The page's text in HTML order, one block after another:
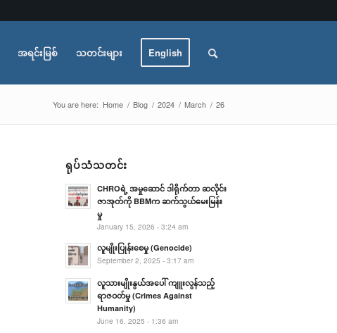
အရင်းမြစ် သတင်းများ English
You are here: Home / Blog / 2024 / March / 26
ရုပ်သံသတင်း
CHROရဲ့ အမှုဆောင် ဒါရိုက်တာ ဆလိုင်း
ဇာအုတ်ကို BBMက ဆက်သွယ်မေးမြန်း
မှု
January 15, 2026 - 3:24 am
လူမျိုးပြုန်းစေမှု (Genocide)
September 2, 2025 - 3:17 am
လူသားမျိုးနွယ်အပေါ် ကျူးလွန်သည့်
ရာဇဝတ်မှု (Crimes Against
Humanity)
June 16, 2025 - 1:36 am